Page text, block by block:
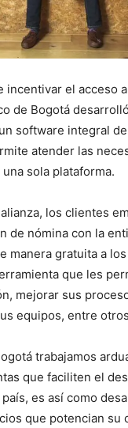
incentivar el acceso
de Bogotá
software integral
atender las
sola plataforma.
los clientes
de nómina con la
manera gratuita a
que les
mejorar sus
equipos, entre
trabajamos
que faciliten el
es así como
que potencian su